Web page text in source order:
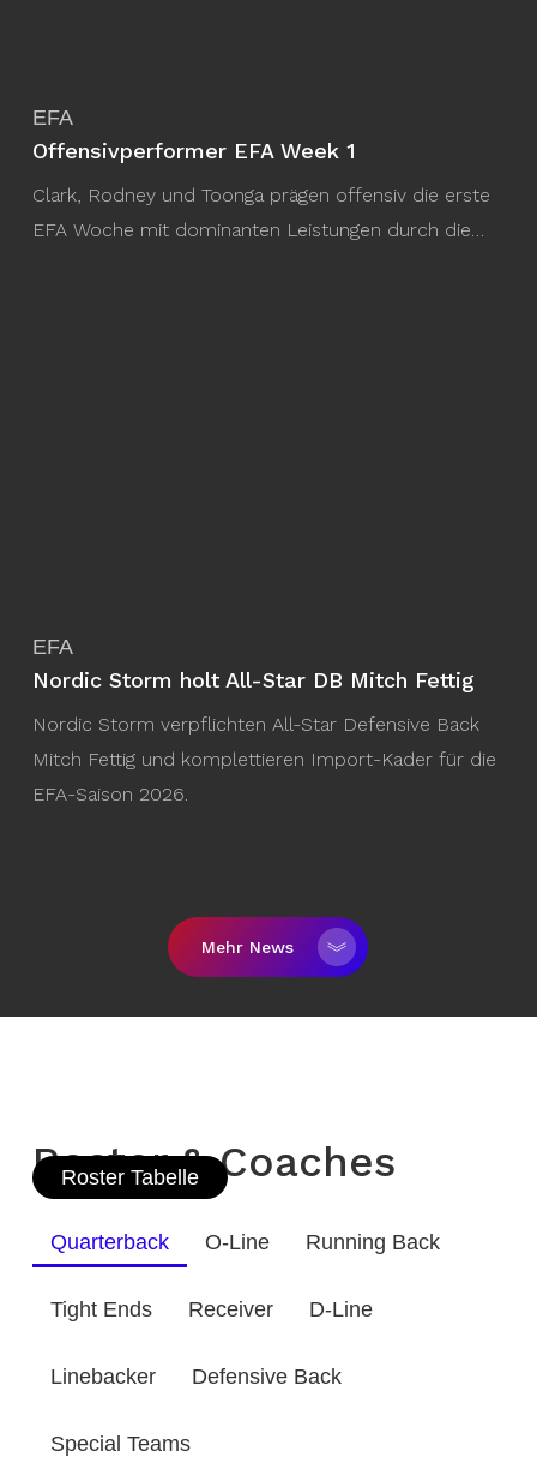
EFA
Offensivperformer EFA Week 1
Clark, Rodney und Toonga prägen offensiv die erste
EFA Woche mit dominanten Leistungen durch die…
EFA
Nordic Storm holt All-Star DB Mitch Fettig
Nordic Storm verpflichten All-Star Defensive Back
Mitch Fettig und komplettieren Import-Kader für die
EFA-Saison 2026.
Mehr News
Roster & Coaches
Quarterback O-Line Running Back
Tight Ends Receiver D-Line
Linebacker Defensive Back
Special Teams
Roster Tabelle